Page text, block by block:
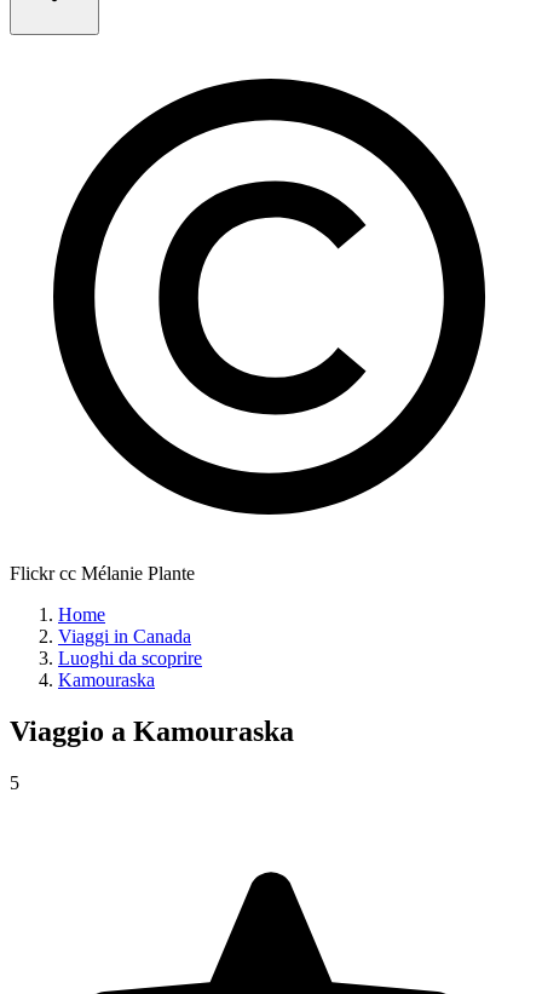
Flickr cc Mélanie Plante
Home
Viaggi in Canada
Luoghi da scoprire
Kamouraska
Viaggio a Kamouraska
5